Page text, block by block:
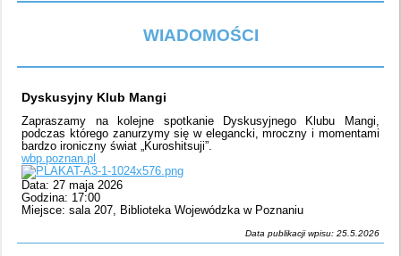
WIADOMOŚCI
Dyskusyjny Klub Mangi
Zapraszamy na kolejne spotkanie Dyskusyjnego Klubu Mangi,
podczas którego zanurzymy się w elegancki, mroczny i momentami
bardzo ironiczny świat „Kuroshitsuji”.
wbp.poznan.pl
Data: 27 maja 2026
Godzina: 17:00
Miejsce: sala 207, Biblioteka Wojewódzka w Poznaniu
Data publikacji wpisu: 25.5.2026